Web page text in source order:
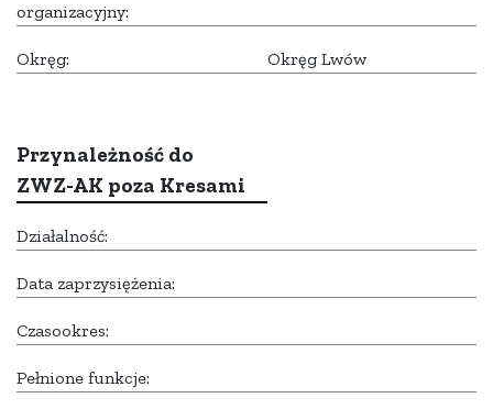
organizacyjny:
Okręg: Okręg Lwów
Przynależność do
ZWZ-AK poza Kresami
Działalność:
Data zaprzysiężenia:
Czasookres:
Pełnione funkcje: